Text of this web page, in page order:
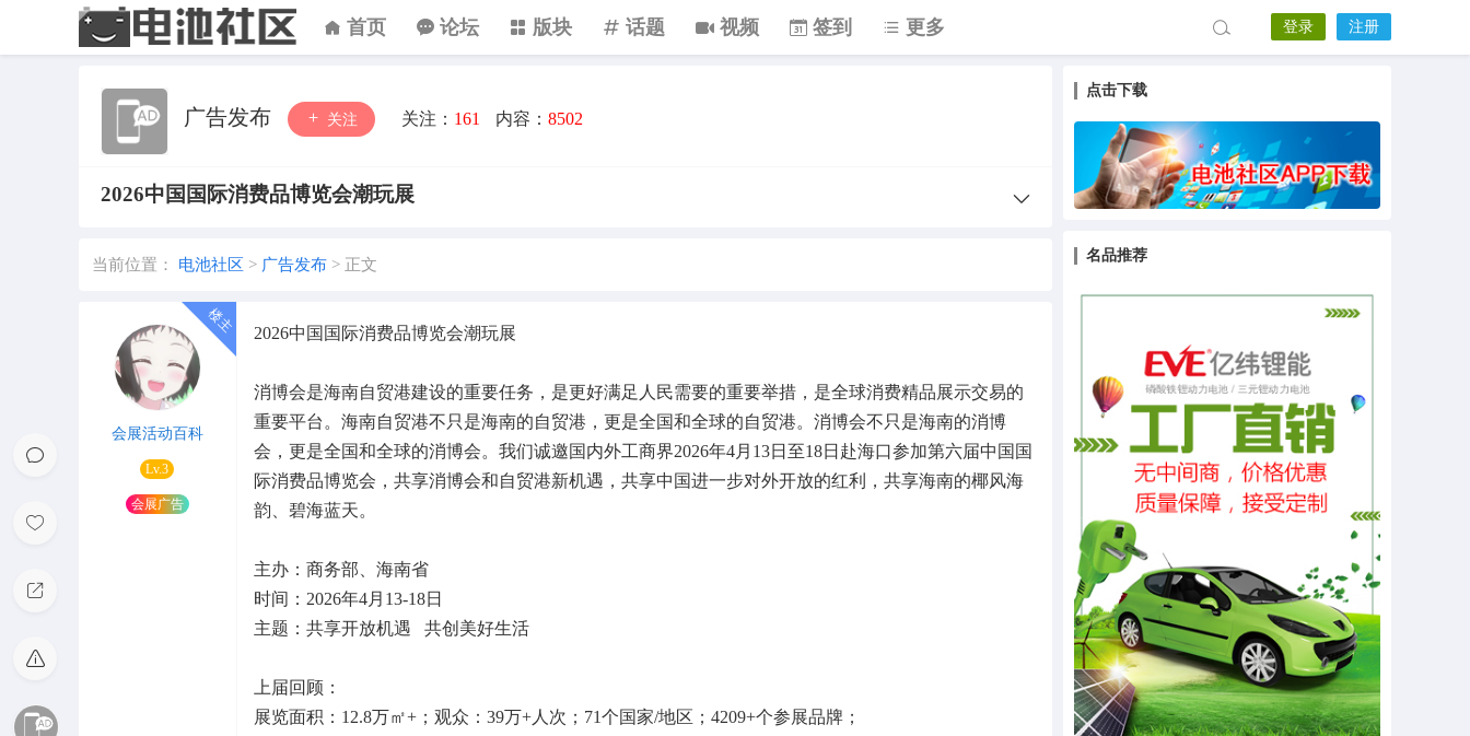
首页 论坛 版块 话题 视频 签到 更多 登录 注册
广告发布 关注 关注： 161 内容： 8502
2026中国国际消费品博览会潮玩展
当前位置： 电池社区 > 广告发布 > 正文
会展活动百科
Lv.3
会展广告
2026中国国际消费品博览会潮玩展
消博会是海南自贸港建设的重要任务，是更好满足人民需要的重要举措，是全球消费精品展示交易的
重要平台。海南自贸港不只是海南的自贸港，更是全国和全球的自贸港。消博会不只是海南的消博
会，更是全国和全球的消博会。我们诚邀国内外工商界2026年4月13日至18日赴海口参加第六届中国国
际消费品博览会，共享消博会和自贸港新机遇，共享中国进一步对外开放的红利，共享海南的椰风海
韵、碧海蓝天。
主办：商务部、海南省
时间：2026年4月13-18日
主题：共享开放机遇 共创美好生活
上届回顾：
展览面积：12.8万㎡+；观众：39万+人次；71个国家/地区；4209+个参展品牌；
点击下载
名品推荐